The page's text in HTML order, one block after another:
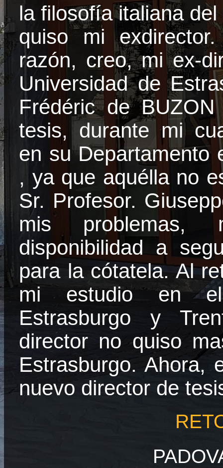
la filosofía italiana
quiso mi
razón, creo, mi ex-
Universidadde
Frédéricde BUZON
tesis, durante mi
en su Departamento
, ya que aquélla no
Sr. Profesor.
mis problemas,
disponibilidad a
para la cótatela. Al
mi estudio en el
Estrasburgo y
director no quiso
Estrasburgo. Ahora,
nuevo director de